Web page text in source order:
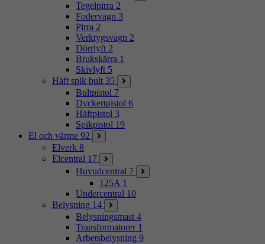
Tegelpirra 2
Fodervagn 3
Pirra 2
Verktygsvagn 2
Dörrlyft 2
Brukskärra 1
Skivlyft 5
Häft spik bult 35
Bultpistol 7
Dyckertpistol 6
Häftpistol 3
Spikpistol 19
El och värme 92
Elverk 8
Elcentral 17
Huvudcentral 7
125A 1
Undercentral 10
Belysning 14
Belysningsmast 4
Transformatorer 1
Arbetsbelysning 9